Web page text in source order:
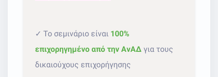
✓ Το σεμινάριο είναι 100%
επιχορηγημένο από την ΑνΑΔ για τους
δικαιούχους επιχορήγησης